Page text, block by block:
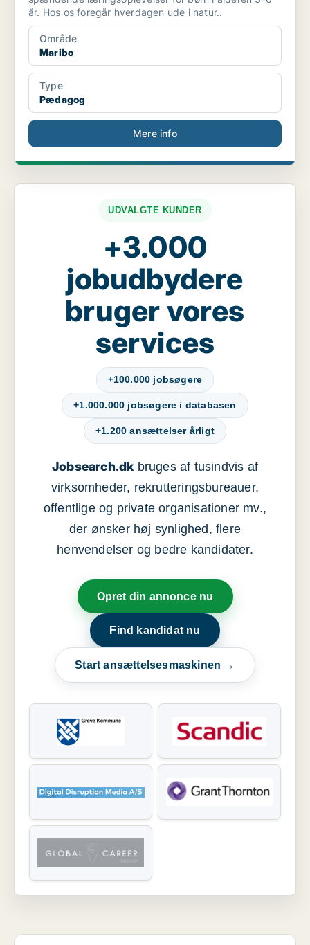
år. Hos os foregår hverdagen ude i natur..
Område
Maribo
Type
Pædagog
Mere info
UDVALGTE KUNDER
+3.000
jobudbydere
bruger vores
services
+100.000 jobsøgere
+1.000.000 jobsøgere i databasen
+1.200 ansættelser årligt
Jobsearch.dkbruges af tusindvis af
virksomheder, rekrutteringsbureauer,
offentlige og private organisationer mv.,
der ønsker høj synlighed, flere
henvendelser og bedre kandidater.
Opret din annonce nu
Find kandidat nu
Start ansættelsesmaskinen →